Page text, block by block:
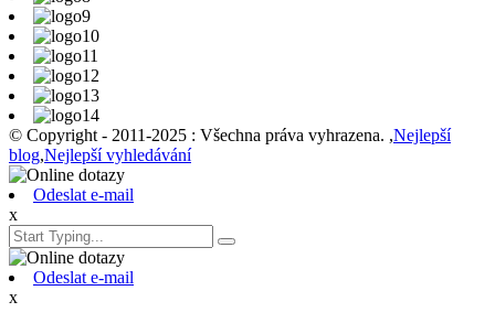
© Copyright - 2011-2025 : Všechna práva vyhrazena. ,Nejlepší
blog,Nejlepší vyhledávání
Odeslat e-mail
x
Odeslat e-mail
x